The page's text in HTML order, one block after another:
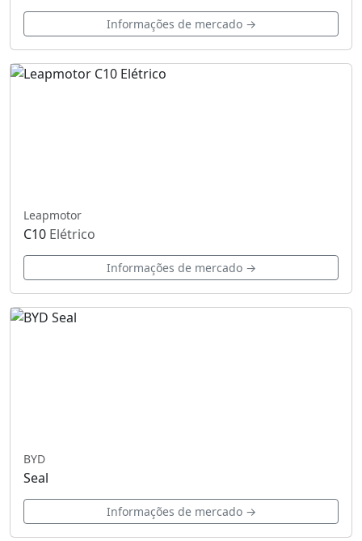
Informações de mercado →
Leapmotor
C10 Elétrico
Informações de mercado →
BYD
Seal
Informações de mercado →